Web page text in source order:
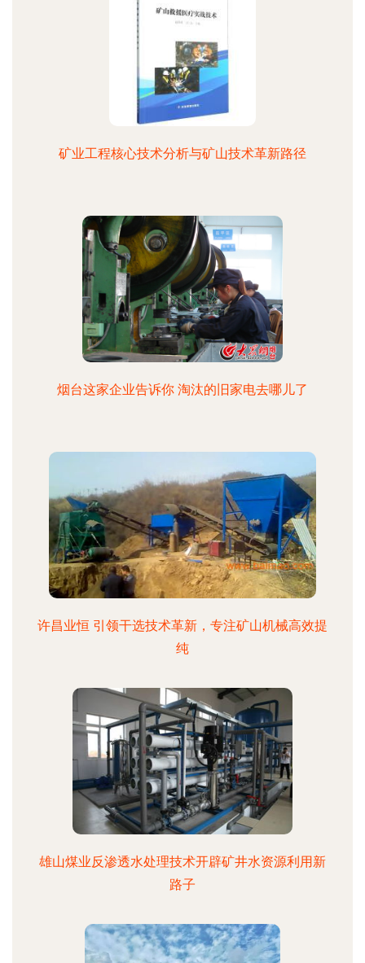
矿业工程核心技术分析与矿山技术革新路径
烟台这家企业告诉你 淘汰的旧家电去哪儿了
许昌业恒 引领干选技术革新，专注矿山机械高效提
纯
雄山煤业反渗透水处理技术开辟矿井水资源利用新
路子